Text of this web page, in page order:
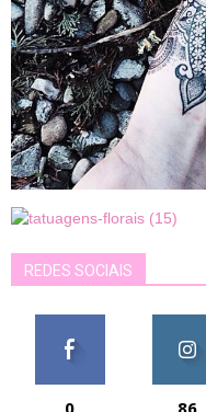
REDES SOCIAIS